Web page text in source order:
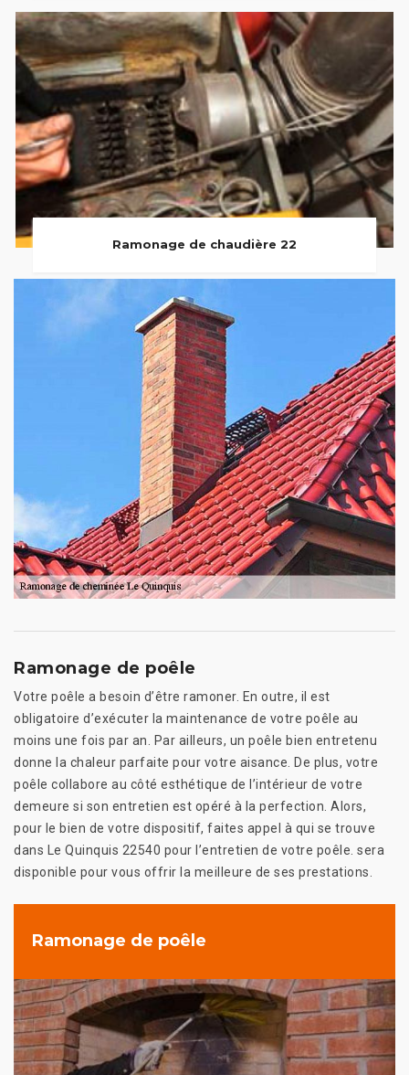
Ramonage de chaudière 22
Ramonage de poêle
Votre poêle a besoin d’être ramoner. En outre, il est
obligatoire d’exécuter la maintenance de votre poêle au
moins une fois par an. Par ailleurs, un poêle bien entretenu
donne la chaleur parfaite pour votre aisance. De plus, votre
poêle collabore au côté esthétique de l’intérieur de votre
demeure si son entretien est opéré à la perfection. Alors,
pour le bien de votre dispositif, faites appel à qui se trouve
dans Le Quinquis 22540 pour l’entretien de votre poêle. sera
disponible pour vous offrir la meilleure de ses prestations.
Ramonage de poêle